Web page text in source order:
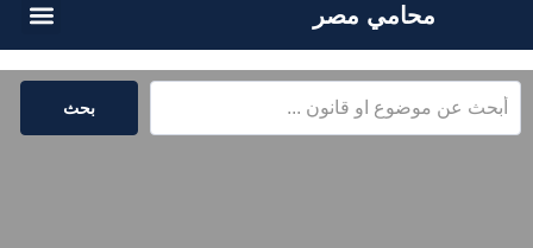
محامي مصر
بحث